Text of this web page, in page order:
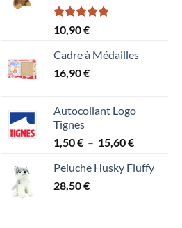
Note5.00
sur 5
10,90€
Cadre à Médailles
16,90€
Autocollant Logo
Tignes
1,50€ – 15,60€Plage
prix :
Peluche Husky Fluffy
28,50€